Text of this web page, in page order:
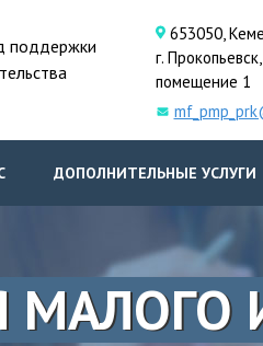
поддержки
653050,
г.
помещение 1
ДОПОЛНИТЕЛЬНЫЕ УСЛУГИ